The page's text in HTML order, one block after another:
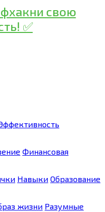
Финансовая
Навыки Образование
жизни Разумные